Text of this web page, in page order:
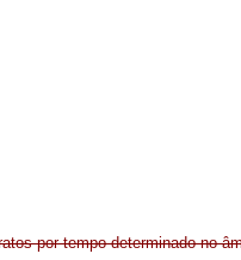
por tempo determinado no